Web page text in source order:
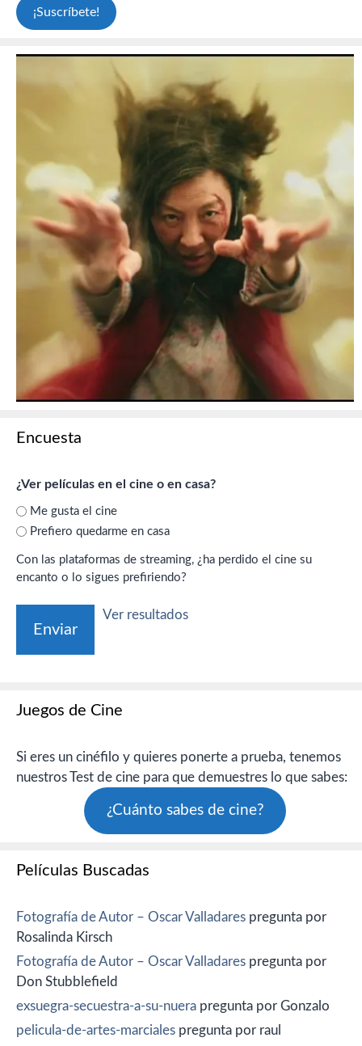
Encuesta
¿Ver películas en el cine o en casa?
Me gusta el cine
Prefiero quedarme en casa
Con las plataformas de streaming, ¿ha perdido el cine su
encanto o lo sigues prefiriendo?
Ver resultados
Juegos de Cine
Si eres un cinéfilo y quieres ponerte a prueba, tenemos
nuestros Test de cine para que demuestres lo que sabes:
¿Cuánto sabes de cine?
Películas Buscadas
Fotografía de Autor – Oscar Valladares pregunta por
Rosalinda Kirsch
Fotografía de Autor – Oscar Valladares pregunta por
Don Stubblefield
exsuegra-secuestra-a-su-nuera pregunta por Gonzalo
pelicula-de-artes-marciales pregunta por raul